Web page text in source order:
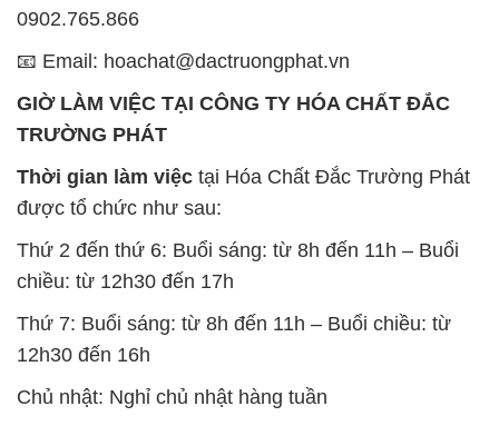
0902.765.866
📧 Email: hoachat@dactruongphat.vn
GIỜ LÀM VIỆC TẠI CÔNG TY HÓA CHẤT ĐẮC
TRƯỜNG PHÁT
Thời gian làm việc tại Hóa Chất Đắc Trường Phát
được tổ chức như sau:
Thứ 2 đến thứ 6: Buổi sáng: từ 8h đến 11h – Buổi
chiều: từ 12h30 đến 17h
Thứ 7: Buổi sáng: từ 8h đến 11h – Buổi chiều: từ
12h30 đến 16h
Chủ nhật: Nghỉ chủ nhật hàng tuần